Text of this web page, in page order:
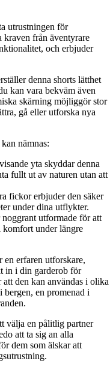
utrustningen för
kraven från äventyrare
och erbjuder
denna shorts lätthet
kan vara bekväm även
skärning möjliggör stor
gå eller utforska nya
nämnas:
yta skyddar denna
fullt ut av naturen utan att
fickor erbjuder den säker
under dina utflykter.
noggrant utformade för att
under längre
erfaren utforskare,
in i din garderob för
den kan användas i olika
bergen, en promenad i
välja en pålitlig partner
att ta sig an alla
dem som älskar att